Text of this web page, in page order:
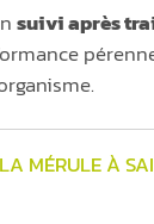
suivi après
MÉRULE À